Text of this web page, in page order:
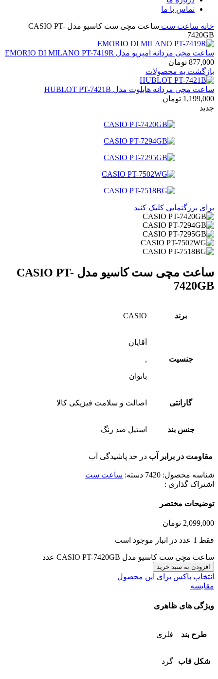
تماس با ما
خانه ساعت ست
ساعت مچی ست کاسیو مدل CASIO PT-
7420GB
ساعت مچی مردانه امپریو مدل EMORIO DI MILANO PT-7419R
877,000 تومان
بازگشت به محصولات
ساعت مچی مردانه هابلوت مدل HUBLOT PT-7421B
1,199,000 تومان
جدید
برای بزرگنمایی کلیک کنید
ساعت مچی ست کاسیو مدل CASIO PT-
7420GB
برند CASIO
جنسیت
آقایان
,
بانوان
گارانتی اصالت و سلامت فیزیکی کالا
جنس بند استیل ضد زنگ
مقاومت در برابر آب در حد پاشیدگی آب
شناسه محصول: 7420 دسته: ساعت ست
اشتراک گذاری :
توضیحات مختصر
2,099,000 تومان
فقط 1 عدد در انبار موجود است
ساعت مچی ست کاسیو مدل CASIO PT-7420GB عدد
افزودن به سبد خرید
انتخاب باکس برای این محصول
مقایسه
ویژگی های ظاهری
طرح بند فلزی
شکل قاب گرد